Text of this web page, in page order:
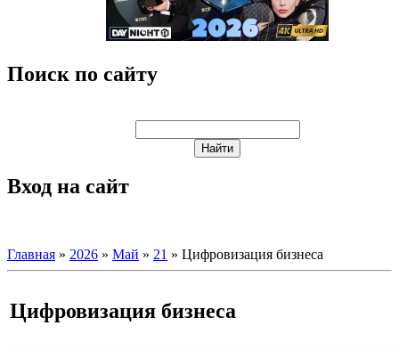
Поиск по сайту
Вход на сайт
Главная » 2026 » Май » 21 » Цифровизация бизнеса
Цифровизация бизнеса